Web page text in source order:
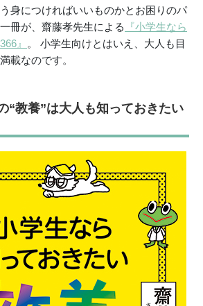
身につければいいものかとお困りのパ
冊が、齋藤孝先生による
『小学生なら
』
。
小学生向けとはいえ、大人も目
載なのです。
“教養”は大人も知っておきたい